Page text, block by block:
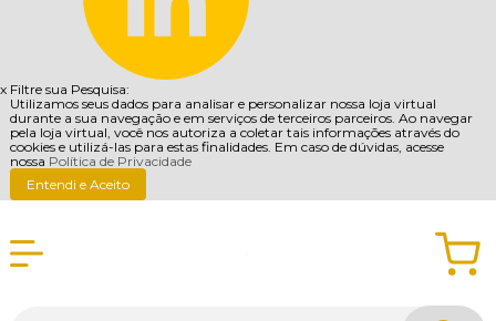
x Filtre sua Pesquisa:
Utilizamos seus dados para analisar e personalizar nossa loja virtual
durante a sua navegação e em serviços de terceiros parceiros. Ao navegar
pela loja virtual, você nos autoriza a coletar tais informações através do
cookies e utilizá-las para estas finalidades. Em caso de dúvidas, acesse
nossa Política de Privacidade
Entendi e Aceito